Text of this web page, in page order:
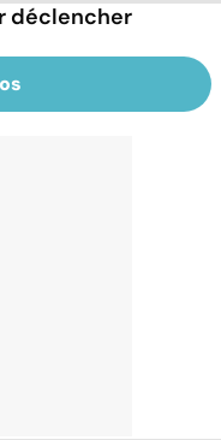
déclencher